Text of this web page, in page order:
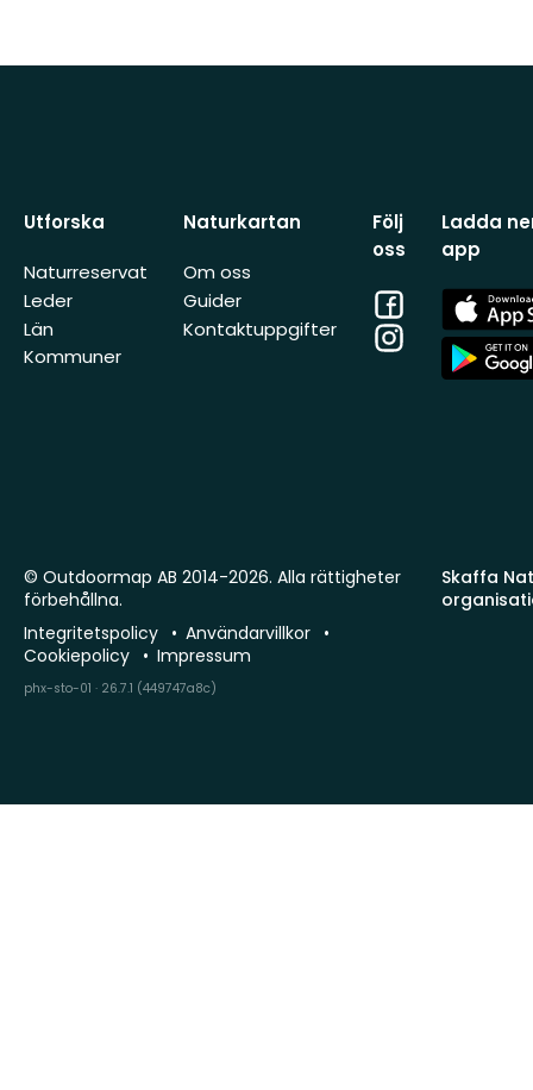
Utforska
Naturreservat
Leder
Län
Kommuner
Naturkartan
Om oss
Guider
Kontaktuppgifter
Följ
oss
Facebook
Instagram
Ladda
app
App
Store
App
Store
Skaffa
© Outdoormap AB 2014-2026. Alla rättigheter
förbehållna.
Integritetspolicy
Användarvillkor
Cookiepolicy
Impressum
phx-sto-01 · 26.7.1 (449747a8c)